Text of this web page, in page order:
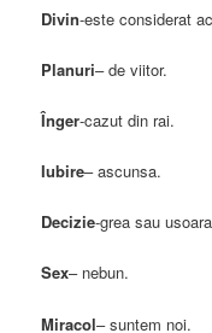
Divin-este considerat
Planuri– de viitor.
Înger-cazut din rai.
Iubire– ascunsa.
Decizie-grea sau
Sex– nebun.
Miracol– suntem noi.